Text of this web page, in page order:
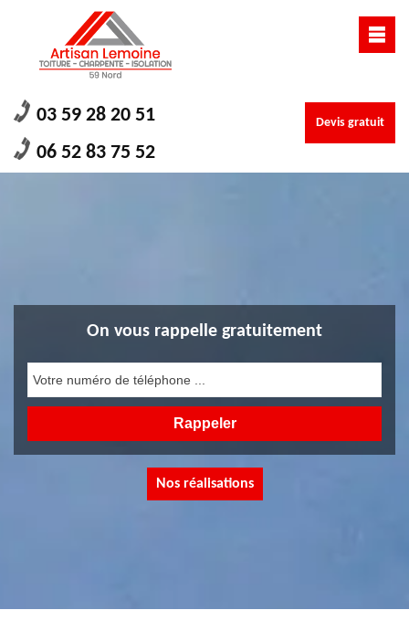
03 59 28 20 51
06 52 83 75 52
Devis gratuit
On vous rappelle gratuitement
Nos réalisations